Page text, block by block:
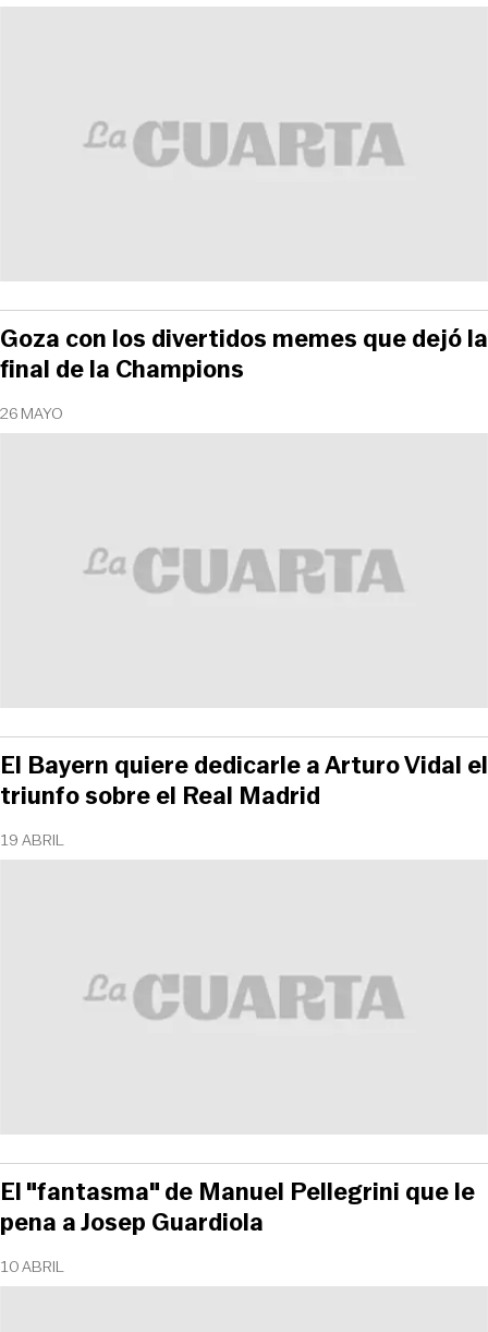
26 MAYO
Goza con los divertidos memes que dejó la
final de la Champions
19 ABRIL
El Bayern quiere dedicarle a Arturo Vidal el
triunfo sobre el Real Madrid
10 ABRIL
El "fantasma" de Manuel Pellegrini que le
pena a Josep Guardiola